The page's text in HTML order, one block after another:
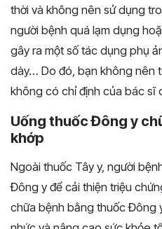
thời và không nên sử dụng
người bệnh quá lạm dụng
gây ra một số tác dụng phụ
dày… Do đó, bạn không nên
không có chỉ định của bác sĩ
Uống thuốc Đông y
khớp
Ngoài thuốc Tây y, người
Đông y để cải thiện triệu
chữa bệnh bằng thuốc Đông